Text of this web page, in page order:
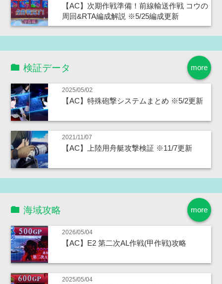
【AC】次期作戦準備！前線輸送作戦 コウの
周回&RTA編成解説 ※5/25編成更新
more
検証データ
2025/05/02
【AC】特殊砲撃システムまとめ ※5/2更新
2021/11/07
【AC】上陸用舟艇攻撃検証 ※11/7更新
more
海域攻略
2026/05/04
【AC】E2 第二次AL作戦(甲作戦)攻略
2025/05/04